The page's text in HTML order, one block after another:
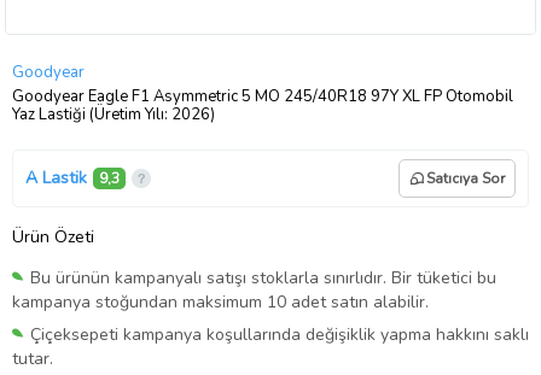
Goodyear
Goodyear Eagle F1 Asymmetric 5 MO 245/40R18 97Y XL FP Otomobil
Yaz Lastiği (Üretim Yılı: 2026)
A Lastik 9,3 Satıcıya Sor
Ürün Özeti
Bu ürünün kampanyalı satışı stoklarla sınırlıdır. Bir tüketici bu
kampanya stoğundan maksimum 10 adet satın alabilir.
Çiçeksepeti kampanya koşullarında değişiklik yapma hakkını saklı
tutar.